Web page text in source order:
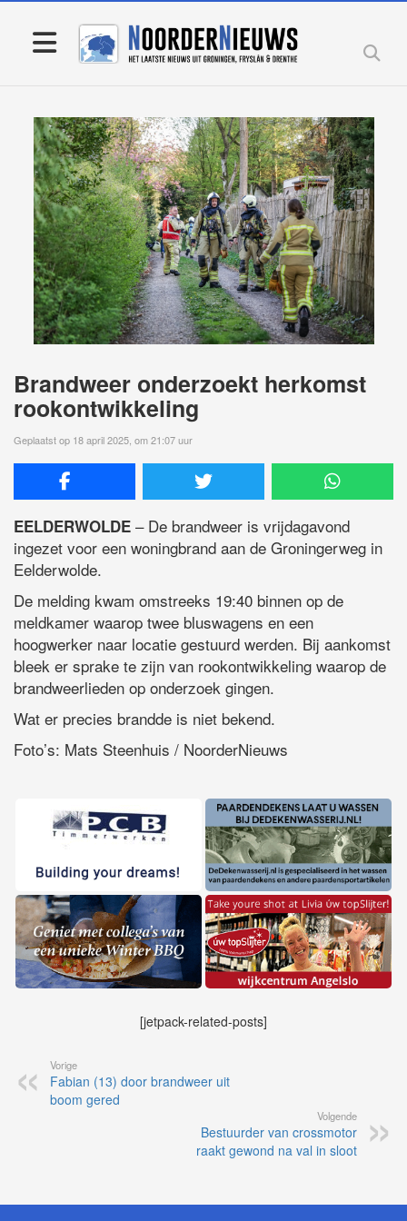
Brandweer onderzoekt herkomst
rookontwikkeling
Geplaatst op 18 april 2025, om 21:07 uur
EELDERWOLDE – De brandweer is vrijdagavond
ingezet voor een woningbrand aan de Groningerweg in
Eelderwolde.
De melding kwam omstreeks 19:40 binnen op de
meldkamer waarop twee bluswagens en een
hoogwerker naar locatie gestuurd werden. Bij aankomst
bleek er sprake te zijn van rookontwikkeling waarop de
brandweerlieden op onderzoek gingen.
Wat er precies brandde is niet bekend.
Foto’s: Mats Steenhuis / NoorderNieuws
[jetpack-related-posts]
Vorige
Fabian (13) door brandweer uit
boom gered
Volgende
Bestuurder van crossmotor
raakt gewond na val in sloot